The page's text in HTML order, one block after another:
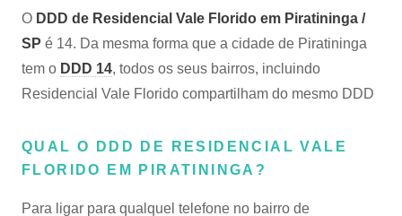
O DDD de Residencial Vale Florido em Piratininga /
SP é 14. Da mesma forma que a cidade de Piratininga
tem o DDD 14, todos os seus bairros, incluindo
Residencial Vale Florido compartilham do mesmo DDD
QUAL O DDD DE RESIDENCIAL VALE
FLORIDO EM PIRATININGA?
Para ligar para qualquel telefone no bairro de